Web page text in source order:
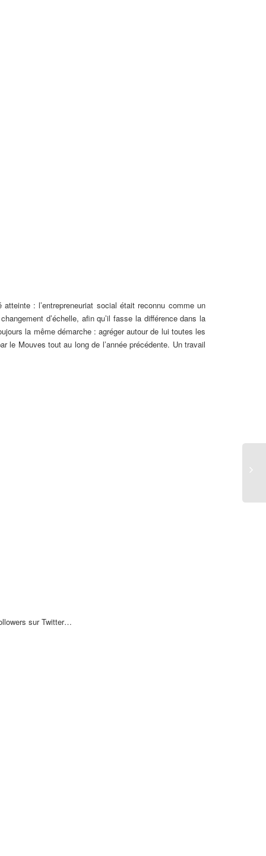
: l’entrepreneuriat social était reconnu comme un
d’échelle, afin qu’il fasse la différence dans la
la même démarche : agréger autour de lui toutes les
le Mouves tout au long de l’année précédente. Un travail
sur Twitter…